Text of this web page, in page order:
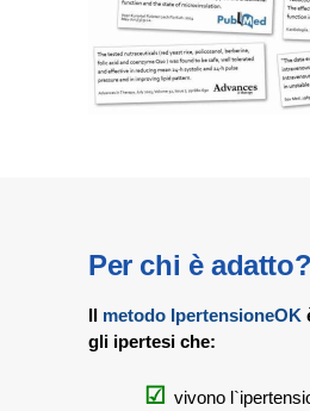
Per chi è adatto?
Il metodo IpertensioneOK
gli ipertesi che:
vivono